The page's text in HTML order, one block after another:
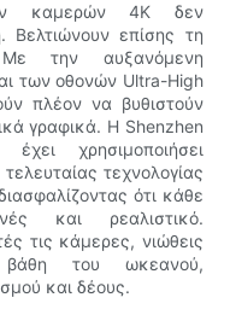
καμερών 4K δεν
Βελτιώνουν επίσης τη
Με την αυξανόμενη
των οθονών Ultra-High
πλέον να βυθιστούν
γραφικά. Η Shenzhen
χρησιμοποιήσει
τεχνολογίας
ότι κάθε
και ρεαλιστικό.
τις κάμερες, νιώθεις
του ωκεανού,
και δέους.